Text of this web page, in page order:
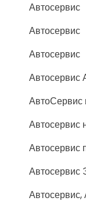
Автосервис
Автосервис
Автосервис
Автосервис
Автосервис
Автосервис
Автосервис
Автосервис,